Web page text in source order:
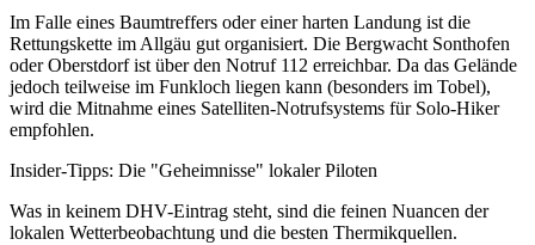
Im Falle eines Baumtreffers oder einer harten Landung ist die
Rettungskette im Allgäu gut organisiert. Die Bergwacht Sonthofen
oder Oberstdorf ist über den Notruf 112 erreichbar. Da das Gelände
jedoch teilweise im Funkloch liegen kann (besonders im Tobel),
wird die Mitnahme eines Satelliten-Notrufsystems für Solo-Hiker
empfohlen.
Insider-Tipps: Die "Geheimnisse" lokaler Piloten
Was in keinem DHV-Eintrag steht, sind die feinen Nuancen der
lokalen Wetterbeobachtung und die besten Thermikquellen.